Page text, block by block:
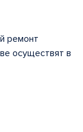
ремонт
осуществят в